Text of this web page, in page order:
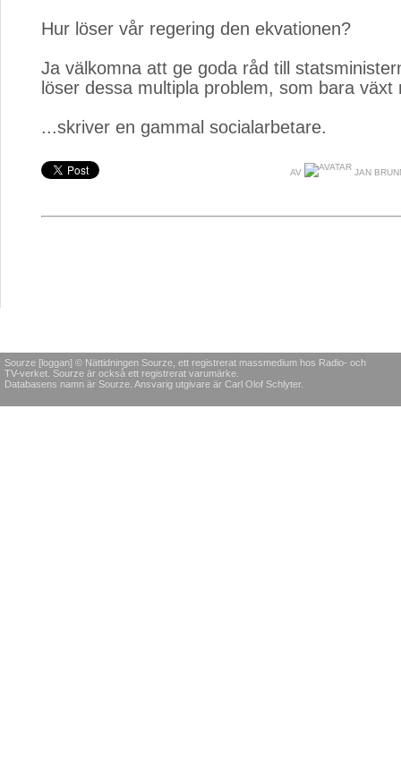
Hur löser vår regering den ekvationen?
Ja välkomna att ge goda råd till
löser dessa multipla problem, som bara växt
...skriver en gammal socialarbetare.
AV JAN
Sourze [loggan] © Nättidningen Sourze, ett registrerat massmedium hos Radio- och
TV-verket. Sourze är också ett registrerat varumärke.
Databasens namn är Sourze. Ansvarig utgivare är Carl Olof Schlyter.